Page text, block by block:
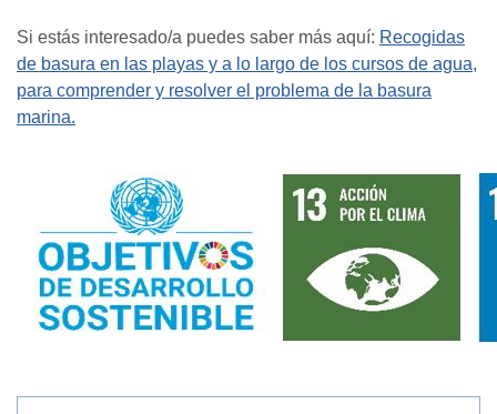
Si estás interesado/a puedes saber más aquí: Recogidas
de basura en las playas y a lo largo de los cursos de agua,
para comprender y resolver el problema de la basura
marina.